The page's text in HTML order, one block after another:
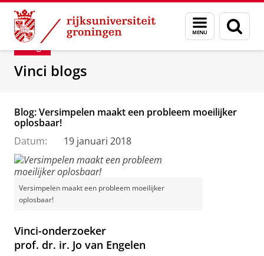
Skip
Content
Skip
Navigation
Menu
en
zoeken
Department of Innovation Management &
Blog
Vinci blogs
Blog: Versimpelen maakt een probleem moeilijker
oplosbaar!
Datum:
19 januari 2018
Versimpelen maakt een probleem moeilijker
oplosbaar!
Vinci-onderzoeker
prof. dr. ir. Jo van Engelen